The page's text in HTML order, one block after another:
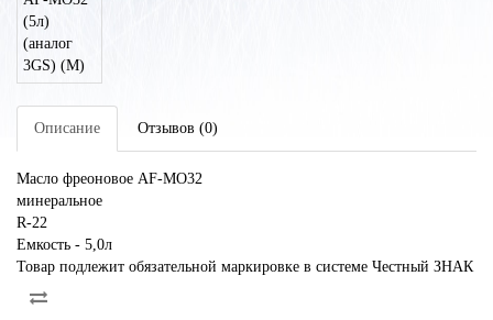
Описание Отзывов (0)
Масло фреоновое AF-MO32
минеральное
R-22
Емкость - 5,0л
Товар подлежит обязательной маркировке в системе Честный ЗНАК